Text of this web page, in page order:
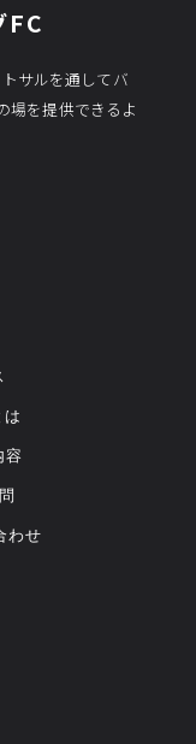
FC
サルを通してバ
場を提供できるよ
容
わせ